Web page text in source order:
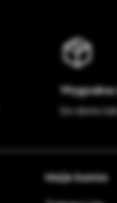
Do domu
Moje konto